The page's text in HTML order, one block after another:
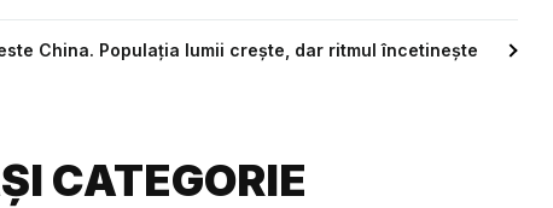
China. Populația lumii crește, dar ritmul încetinește
CATEGORIE